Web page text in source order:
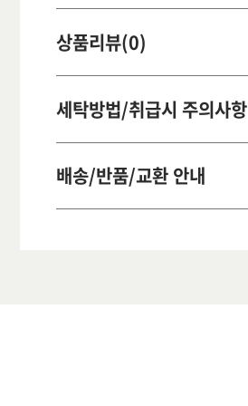
상품리뷰(0)
세탁방법/취급시 주의사항
배송/반품/교환 안내